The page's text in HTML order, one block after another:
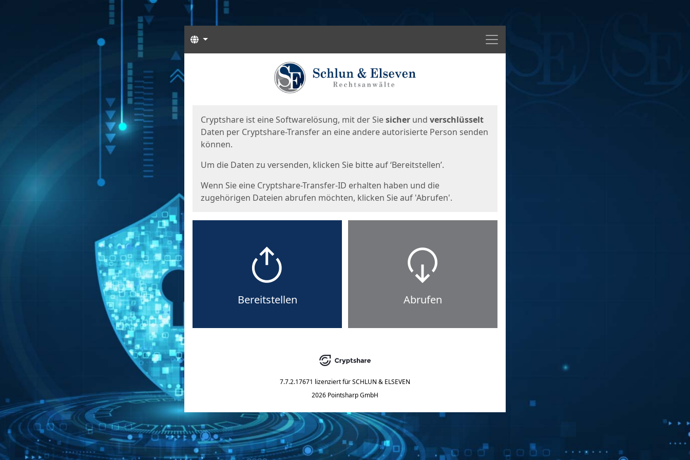
Menü
Sprachen
Cryptshare ist eine Softwarelösung, mit der Siesicher und verschlüsselt
Daten per Cryptshare-Transfer an eine andere autorisierte Person senden
können.
Um die Daten zu versenden, klicken Sie bitte auf ‘Bereitstellen’.
Wenn Sie eine Cryptshare-Transfer-ID erhalten haben und die
zugehörigen Dateien abrufen möchten, klicken Sie auf 'Abrufen'.
Bereitstellen Abrufen
7.7.2.17671 lizenziert fürSCHLUN & ELSEVEN
2026 Pointsharp GmbH